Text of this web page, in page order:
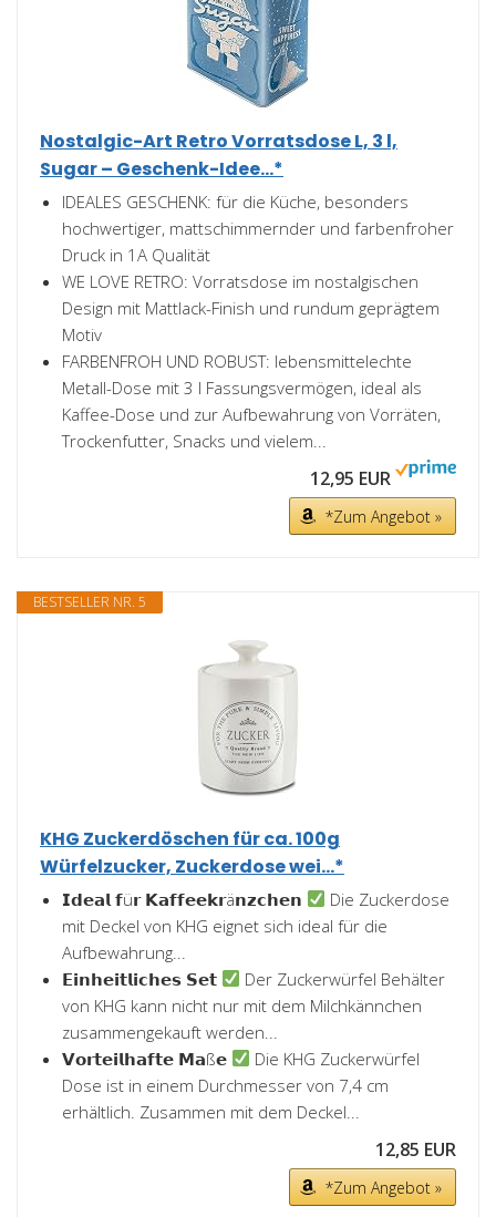
Nostalgic-Art Retro Vorratsdose L, 3 l,
Sugar – Geschenk-Idee...*
IDEALES GESCHENK: für die Küche, besonders
hochwertiger, mattschimmernder und farbenfroher
Druck in 1A Qualität
WE LOVE RETRO: Vorratsdose im nostalgischen
Design mit Mattlack-Finish und rundum geprägtem
Motiv
FARBENFROH UND ROBUST: lebensmittelechte
Metall-Dose mit 3 l Fassungsvermögen, ideal als
Kaffee-Dose und zur Aufbewahrung von Vorräten,
Trockenfutter, Snacks und vielem...
12,95 EUR
*Zum Angebot »
BESTSELLER NR. 5
KHG Zuckerdöschen für ca. 100g
Würfelzucker, Zuckerdose wei...*
𝗜𝗱𝗲𝗮𝗹 𝗳ü𝗿 𝗞𝗮𝗳𝗳𝗲𝗲𝗸𝗿ä𝗻𝘇𝗰𝗵𝗲𝗻
Die Zuckerdose
mit Deckel von KHG eignet sich ideal für die
Aufbewahrung...
𝗘𝗶𝗻𝗵𝗲𝗶𝘁𝗹𝗶𝗰𝗵𝗲𝘀 𝗦𝗲𝘁
Der Zuckerwürfel Behälter
von KHG kann nicht nur mit dem Milchkännchen
zusammengekauft werden...
𝗩𝗼𝗿𝘁𝗲𝗶𝗹𝗵𝗮𝗳𝘁𝗲 𝗠𝗮ß𝗲
Die KHG Zuckerwürfel
Dose ist in einem Durchmesser von 7,4 cm
erhältlich. Zusammen mit dem Deckel...
12,85 EUR
*Zum Angebot »